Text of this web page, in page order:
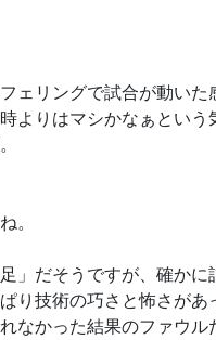
ェリングで試合が動い
よりはマシかなぁとい
。
」だそうですが、確か
り技術の巧さと怖さが
なかった結果のファウ